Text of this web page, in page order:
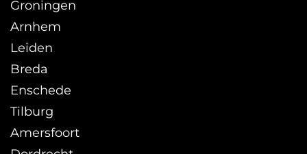
Groningen
Arnhem
Leiden
Breda
Enschede
Tilburg
Amersfoort